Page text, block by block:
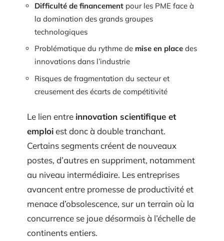
Difficulté de financement pour les PME face à
la domination des grands groupes
technologiques
Problématique du rythme de mise en place des
innovations dans l’industrie
Risques de fragmentation du secteur et
creusement des écarts de compétitivité
Le lien entre innovation scientifique et
emploiest donc à double tranchant.
Certains segments créent de nouveaux
postes, d’autres en suppriment, notamment
au niveau intermédiaire. Les entreprises
avancent entre promesse de productivité et
menace d’obsolescence, sur un terrain où la
concurrence se joue désormais à l’échelle de
continents entiers.